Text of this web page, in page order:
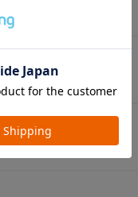
ベビートイ
ペット用品